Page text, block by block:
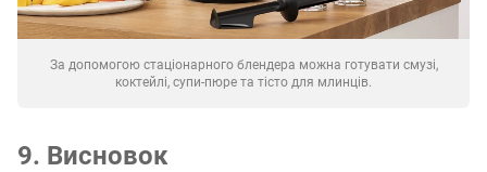
За допомогою стаціонарного блендера можна готувати смузі,
коктейлі, супи-пюре та тісто для млинців.
9. Висновок